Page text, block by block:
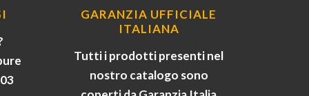
GARANZIA UFFICIALE
ITALIANA
Tutti i prodotti presenti nel
nostro catalogo sono